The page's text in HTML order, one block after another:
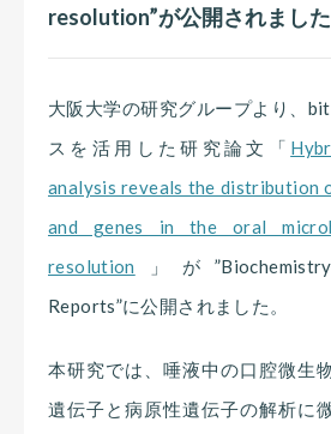
resolution”が公開されました
大阪大学の研究グループより、
スを活用した研究論文「
analysis reveals the distribution
and genes in the oral
resolution 」が
Reports”に公開されました。
本研究では、唾液中の口腔微生
遺伝子と病原性遺伝子の解析に